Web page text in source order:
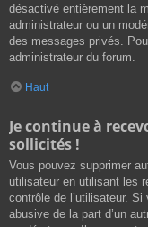
désactivé entièrement la
administrateur ou un
des messages privés.
administrateur du forum.
Haut
Je continue à
sollicités !
Vous pouvez supprimer
utilisateur en utilisant les
contrôle de l’utilisateur.
abusive de la part d’un